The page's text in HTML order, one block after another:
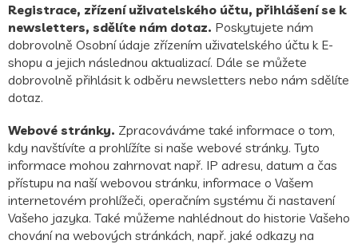
Registrace, zřízení uživatelského účtu, přihlášení se k
newsletters, sdělíte nám dotaz. Poskytujete nám
dobrovolně Osobní údaje zřízením uživatelského účtu k E-
shopu a jejich následnou aktualizací. Dále se můžete
dobrovolně přihlásit k odběru newsletters nebo nám sdělíte
dotaz.
Webové stránky. Zpracováváme také informace o tom,
kdy navštívíte a prohlížíte si naše webové stránky. Tyto
informace mohou zahrnovat např. IP adresu, datum a čas
přístupu na naší webovou stránku, informace o Vašem
internetovém prohlížeči, operačním systému či nastavení
Vašeho jazyka. Také můžeme nahlédnout do historie Vašeho
chování na webových stránkách, např. jaké odkazy na